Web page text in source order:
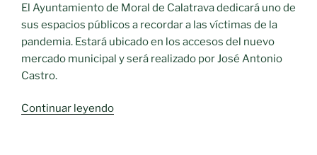
El Ayuntamiento de Moral de Calatrava dedicará uno de
sus espacios públicos a recordar a las víctimas de la
pandemia. Estará ubicado en los accesos del nuevo
mercado municipal y será realizado por José Antonio
Castro.
Continuar leyendo«MORAL